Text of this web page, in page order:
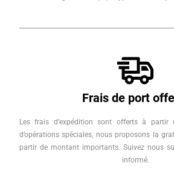
Frais de port
Les frais d’expédition sont offerts à partir
d’opérations spéciales, nous proposons la
partir de montant importants. Suivez nous
informé.